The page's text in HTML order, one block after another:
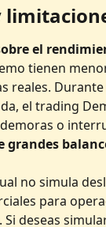
el
tienen
reales.
el trading
o
grandes
no simula
para
deseas